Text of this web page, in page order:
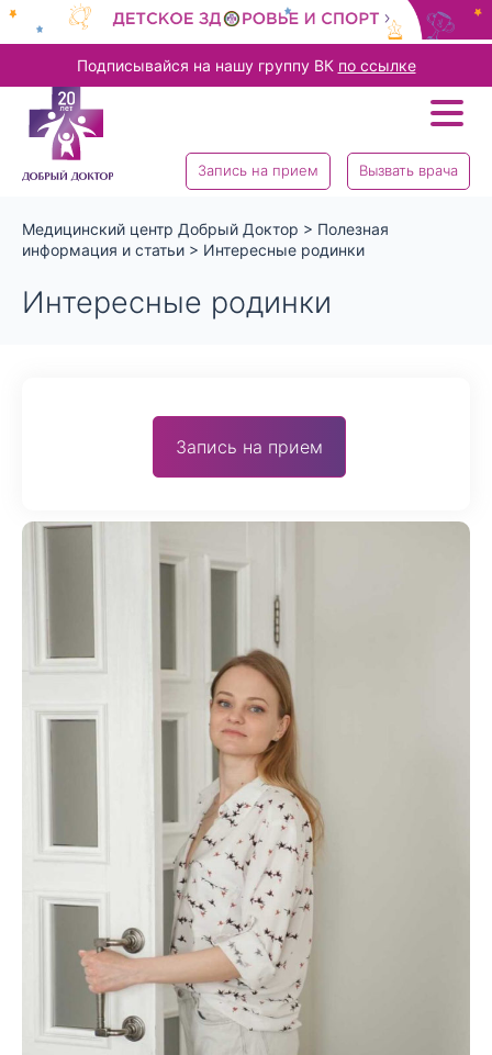
Подписывайся на нашу группу ВК по ссылке
Запись на прием Вызвать врача
Медицинский центр Добрый Доктор > Полезная
информация и статьи > Интересные родинки
Интересные родинки
Запись на прием